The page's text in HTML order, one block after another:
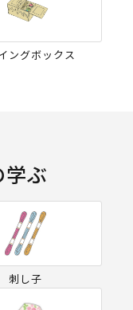
ングボックス
ぶ
刺し子